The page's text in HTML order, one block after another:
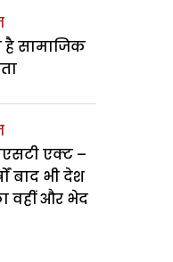
है सामाजिक
एक्ट –
बाद भी देश
वहीं और भेद